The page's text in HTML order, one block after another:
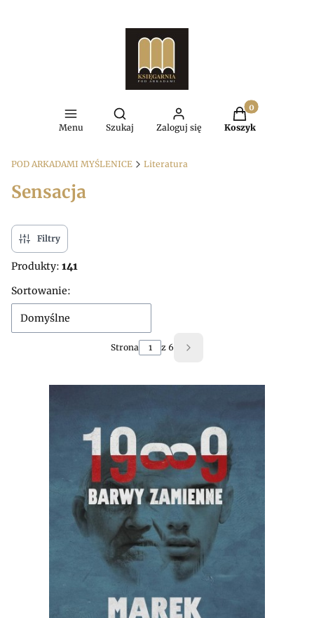
Menu
Otwórz wyszukiwarkę
Szukaj Zaloguj się
Produkty w
Koszyk
POD ARKADAMI MYŚLENICE Literatura
Sensacja
Filtry
Produkty: 141
Lista produktów
Sortowanie:
Domyślne
Strona z 6 Następne produkty